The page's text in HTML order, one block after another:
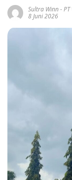
Sultra Winn-PT
8 Juni 2026